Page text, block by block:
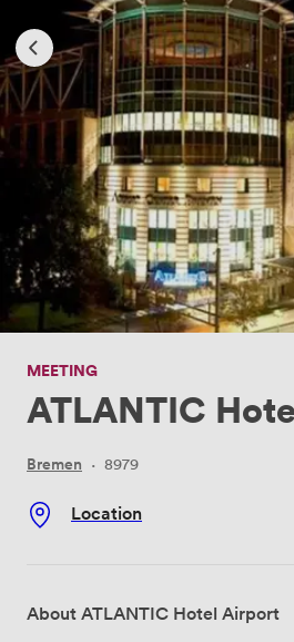
MEETING
ATLANTIC
Bremen · 8979
Location
About ATLANTIC Hotel Airport